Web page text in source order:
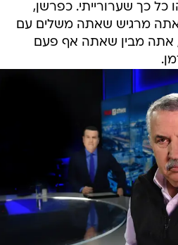
כל כך שערורייתי. כפרשן,
מרגיש שאתה משלים עם
אתה מבין שאתה אף פעם